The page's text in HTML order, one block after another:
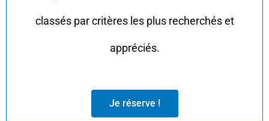
classés par critères les plus recherchés et
appréciés.
Je réserve !